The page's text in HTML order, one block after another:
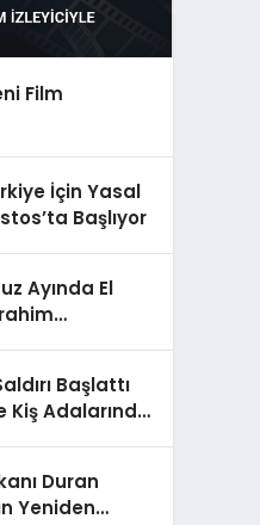
Film
İçin Yasal
Başlıyor
Ayında El
Başlattı
Kiş Adalarında
Duran
Yeniden